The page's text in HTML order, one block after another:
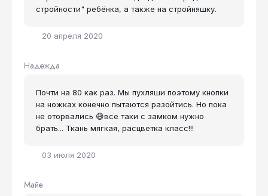
20 апреля 2020
стройности" ребёнка, а также на стройняшку.
Надежда
03 июля 2020
Почти на 80 как раз. Мы пухляши поэтому кнопки
на ножках конечно пытаются разойтись. Но пока
не оторвались 😅все таки с замком нужно
брать... Ткань мягкая, расцветка класс!!!
Майе